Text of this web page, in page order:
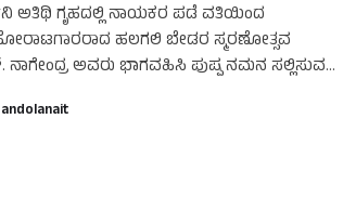
ಅತಿಥಿ ಗೃಹದಲ್ಲಿ ನಾಯಕರ ಪಡೆ ವತಿಯಿಂದ
ಹಲಗಲಿ ಬೇಡರ ಸ್ಮರಣೋತ್ಸವ
ಅವರು ಭಾಗವಹಿಸಿ ಪುಷ್ಪ ನಮನ ಸಲ್ಲಿಸುವ
andolanait